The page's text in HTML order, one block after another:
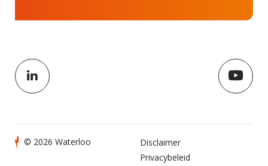
© 2026 Waterloo
Disclaimer
Privacybeleid